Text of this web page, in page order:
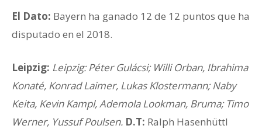
El Dato: Bayern ha ganado 12 de 12 puntos que ha
disputado en el 2018.
Leipzig: Leipzig: Péter Gulácsi; Willi Orban, Ibrahima
Konaté, Konrad Laimer, Lukas Klostermann; Naby
Keita, Kevin Kampl, Ademola Lookman, Bruma; Timo
Werner, Yussuf Poulsen. D.T: Ralph Hasenhüttl